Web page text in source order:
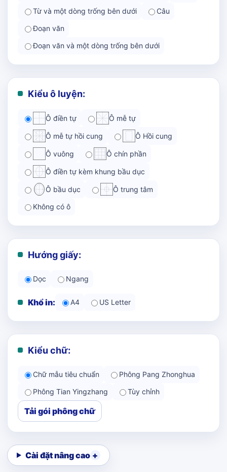
Từ và một dòng trống bên dưới
Câu
Đoạn văn
Đoạn văn và một dòng trống bên dưới
Kiểu ô luyện:
Ô điền tự Ô mễ tự
Ô mễ tự hồi cung Ô Hồi cung
Ô vuông Ô chín phần
Ô điền tự kèm khung bầu dục
Ô bầu dục Ô trung tâm
Không có ô
Hướng giấy:
Dọc Ngang
Khổ in: A4 US Letter
Kiểu chữ:
Chữ mẫu tiêu chuẩn
Phông Pang Zhonghua
Phông Tian Yingzhang
Tùy chỉnh
Tải gói phông chữ
Cài đặt nâng cao